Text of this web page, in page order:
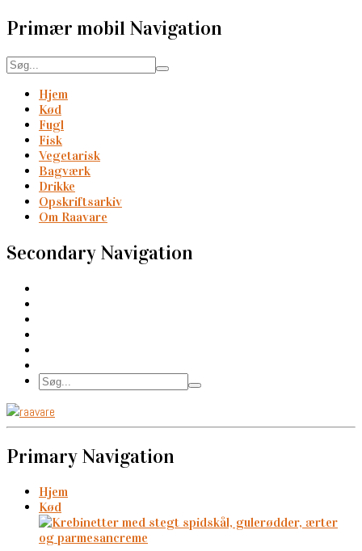
Primær mobil Navigation
Hjem
Kød
Fugl
Fisk
Vegetarisk
Bagværk
Drikke
Opskriftsarkiv
Om Raavare
Secondary Navigation
Primary Navigation
Hjem
Kød